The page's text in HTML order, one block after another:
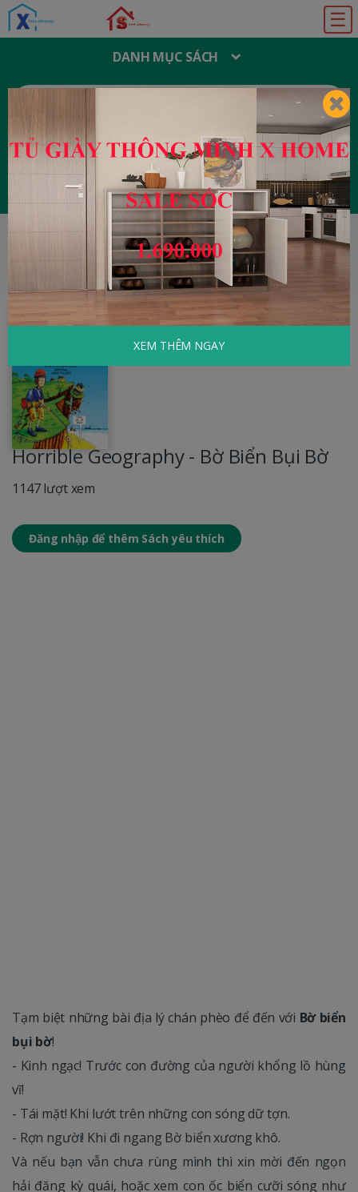
☰
DANH MỤC SÁCH
T
M
I
M
Đăng ký Đăng nhập
HOME Khoa Học - Kỹ Thuật
Horrible
Geography - Bờ Biển Bụi Bờ
Horrible Geography - Bờ Biển Bụi Bờ
1147 lượt xem
Đăng nhập để thêm Sách yêu thích
Tạm biệt những bài địa lý chán phèo để đến với Bờ biển
bụi bờ!
- Kinh ngạc! Trước con đường của người khổng lồ hùng
vĩ!
- Tái mặt! Khi lướt trên những con sóng dữ tợn.
- Rợn người! Khi đi ngang Bờ biển xương khô.
Và nếu bạn vẫn chưa rùng mình thì xin mời đến ngọn
hải đăng kỳ quái, hoặc xem con ốc biển cưỡi sóng như
XEM THÊM NGAY